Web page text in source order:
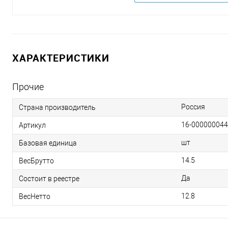
ХАРАКТЕРИСТИКИ
Прочие
Страна производитель Россия
Артикул 16-
Базовая единица шт
ВесБрутто 14.5
Состоит в реестре Да
ВесНетто 12.8